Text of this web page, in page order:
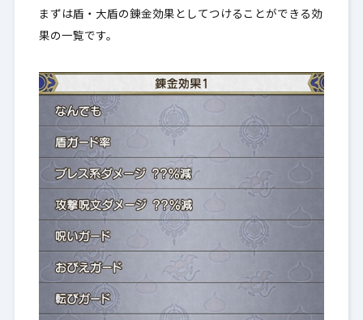
まずは盾・大盾の錬金効果としてつけることができる効
果の一覧です。